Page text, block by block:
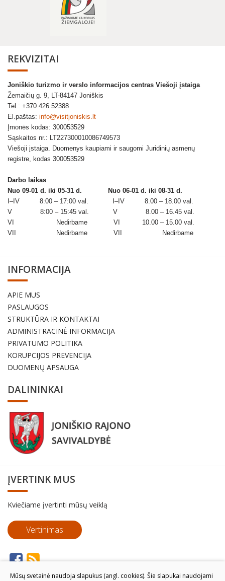
REKVIZITAI
Joniškio turizmo ir verslo informacijos centras Viešoji įstaiga
Žemaičių g. 9, LT-84147 Joniškis
Tel.: +370 426 52388
El.paštas: info@visitjoniskis.lt
Įmonės kodas: 300053529
Sąskaitos nr.: LT227300010086749573
Viešoji įstaiga. Duomenys kaupiami ir saugomi Juridinių asmenų
registre, kodas 300053529
Darbo laikas
Nuo 09-01 d. iki 05-31 d. Nuo 06-01 d. iki 08-31 d.
I–IV 8:00 – 17:00 val. I–IV 8.00 – 18.00 val.
V 8:00 – 15:45 val. V 8.00 – 16.45 val.
VI Nedirbame VI 10.00 – 15.00 val.
VII Nedirbame VII Nedirbame
INFORMACIJA
APIE MUS
PASLAUGOS
STRUKTŪRA IR KONTAKTAI
ADMINISTRACINĖ INFORMACIJA
PRIVATUMO POLITIKA
KORUPCIJOS PREVENCIJA
DUOMENŲ APSAUGA
DALININKAI
ĮVERTINK MUS
Kviečiame įvertinti mūsų veiklą
Vertinimas
Mūsų svetainė naudoja slapukus (angl. cookies). Šie slapukai naudojami